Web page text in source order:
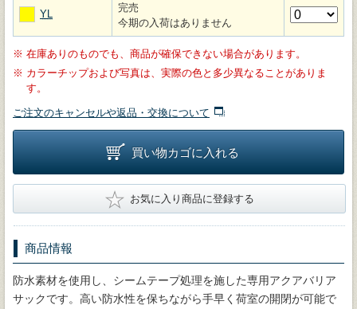
YL
完売
今期の入荷はありません
※ 在庫ありのものでも、商品が確保できない場合があります。
※ カラーチップおよび写真は、実際の色と多少異なることがありま
す。
ご注文のキャンセルや返品・交換について
買い物カゴに入れる
★ お気に入り商品に登録する
商品情報
防水素材を使用し、シームテープ処理を施した専用アクアバリア
サックです。高い防水性を保ちながら手早く荷室の開閉が可能で